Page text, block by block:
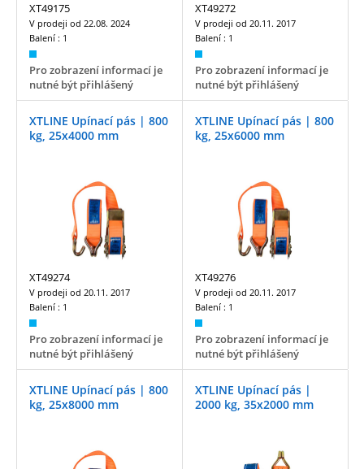
XT49175
V prodeji od 22.08. 2024
Balení : 1
Pro zobrazení informací je
nutné být přihlášený
XT49272
V prodeji od 20.11. 2017
Balení : 1
Pro zobrazení informací je
nutné být přihlášený
XTLINE Upínací pás | 800
kg, 25x4000 mm
XT49274
V prodeji od 20.11. 2017
Balení : 1
Pro zobrazení informací je
nutné být přihlášený
XTLINE Upínací pás | 800
kg, 25x6000 mm
XT49276
V prodeji od 20.11. 2017
Balení : 1
Pro zobrazení informací je
nutné být přihlášený
XTLINE Upínací pás | 800
kg, 25x8000 mm
XTLINE Upínací pás |
2000 kg, 35x2000 mm